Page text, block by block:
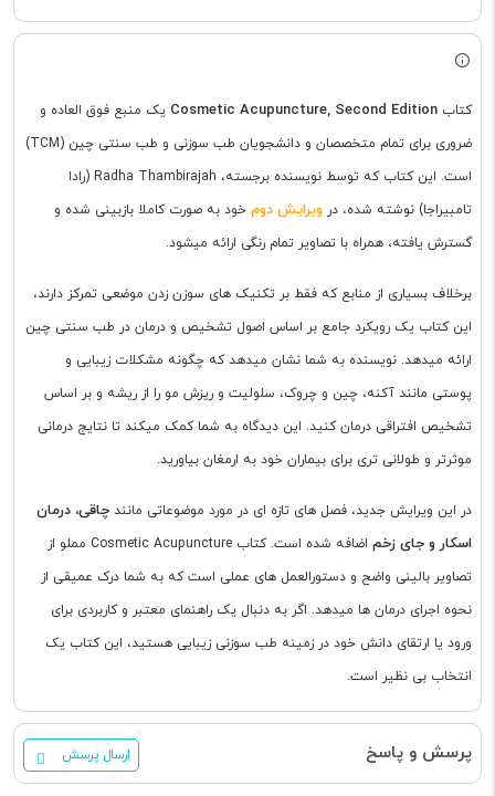
کتاب Cosmetic Acupuncture, Second Edition یک منبع فوق العاده و
ضروری برای تمام متخصصان و دانشجویان طب سوزنی و طب سنتی چین (TCM)
است. این کتاب که توسط نویسنده برجسته، Radha Thambirajah (رادا
تامبیراجا) نوشته شده، در ویرایش دوم خود به صورت کاملا بازبینی شده و
گسترش یافته، همراه با تصاویر تمام رنگی ارائه میشود.
برخلاف بسیاری از منابع که فقط بر تکنیک های سوزن زدن موضعی تمرکز دارند،
این کتاب یک رویکرد جامع بر اساس اصول تشخیص و درمان در طب سنتی چین
ارائه میدهد. نویسنده به شما نشان میدهد که چگونه مشکلات زیبایی و
پوستی مانند آکنه، چین و چروک، سلولیت و ریزش مو را از ریشه و بر اساس
تشخیص افتراقی درمان کنید. این دیدگاه به شما کمک میکند تا نتایج درمانی
موثرتر و طولانی تری برای بیماران خود به ارمغان بیاورید.
در این ویرایش جدید، فصل های تازه ای در مورد موضوعاتی مانند چاقی، درمان
اسکار و جای زخم
اضافه شده است. کتاب Cosmetic Acupuncture مملو از
تصاویر بالینی واضح و دستورالعمل های عملی است که به شما درک عمیقی از
نحوه اجرای درمان ها میدهد. اگر به دنبال یک راهنمای معتبر و کاربردی برای
ورود یا ارتقای دانش خود در زمینه طب سوزنی زیبایی هستید، این کتاب یک
انتخاب بی نظیر است.
پرسش و پاسخ ارسال پرسش